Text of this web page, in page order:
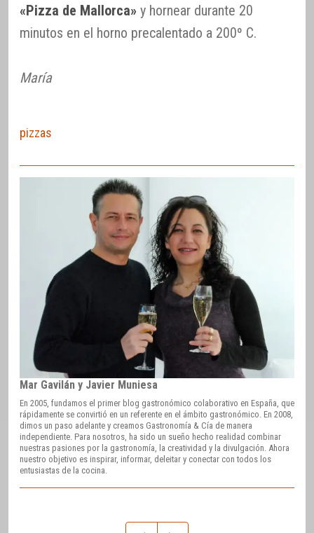
«Pizza de Mallorca» y hornear durante 20
minutos en el horno precalentado a 200º C.
María
pizzas
Mar Gavilán y Javier Muniesa
En 2005, fundamos el primer blog gastronómico colaborativo en España, que
rápidamente se convirtió en un referente en el ámbito gastronómico. En 2008,
dimos un paso adelante y creamos Gastronomía & Cía de manera
independiente. Para nosotros, ha sido un sueño hecho realidad combinar
nuestras pasiones por la gastronomía, la creatividad y la divulgación. Ahora
nuestro objetivo es inspirar, informar, deleitar y conectar con todos los
entusiastas de la cocina.